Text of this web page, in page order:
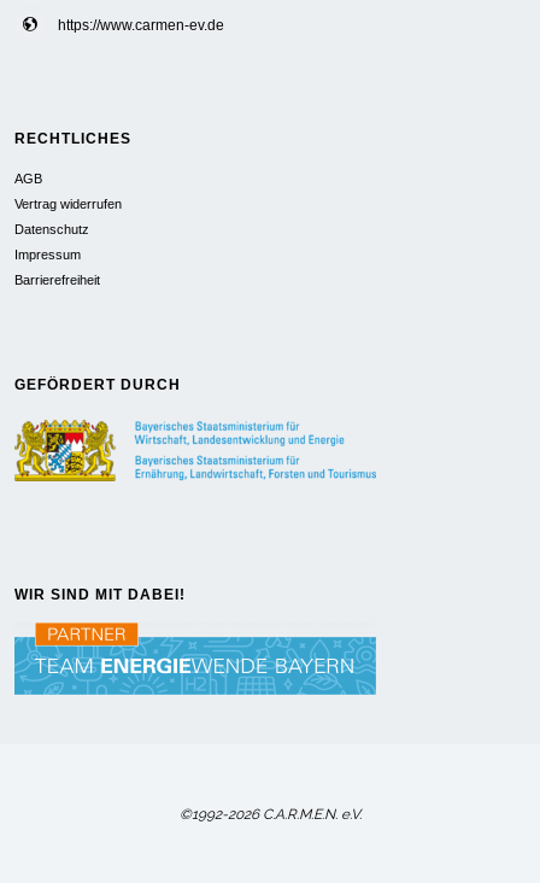
https://www.carmen-ev.de
RECHTLICHES
AGB
Vertrag widerrufen
Datenschutz
Impressum
Barrierefreiheit
GEFÖRDERT DURCH
WIR SIND MIT DABEI!
©1992-2026 C.A.R.M.E.N. e.V.